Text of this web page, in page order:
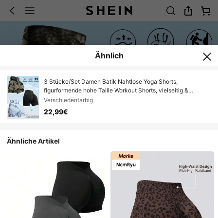
Ähnlich
3 Stücke/Set Damen Batik Nahtlose Yoga Shorts,
figurformende hohe Taille Workout Shorts, vielseitig &
bequem, Frühling/Sommer
Verschiedenfarbig
22,99€
Ähnliche Artikel